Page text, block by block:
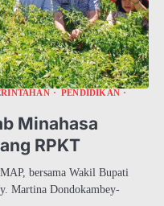
PENDIDIKAN
Minahasa
RPKT
bersama Wakil Bupati
Martina Dondokambey-